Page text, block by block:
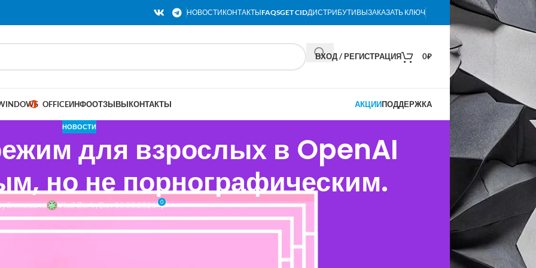
НОВОСТИКОНТАКТЫFAQSGET CIDДИСТРИБУТИВЫЗАКАЗАТЬ КЛЮЧ
ВХОД / РЕГИСТРАЦИЯ 0₽
OFFICEИНФООТЗЫВЫКОНТАКТЫ АКЦИИПОДДЕРЖКА
НОВОСТИ
для взрослых в OpenAI
но не порнографическим.
Vlad ZorkyВкл 16.03.2026 0
«взрослый режим» ChatGPT от OpenAI при запуске позволит вести откровенные текстовые диалоги,
озвучку или видео он не будет способен. В разговоре сThe Wall Street Journal
что контент, который появится в новой функции, скорее будет носить непристойный характер, но не
Пользователи ChatGPT смогут обсуждать взрослые темы исключительно в текстовом формате.